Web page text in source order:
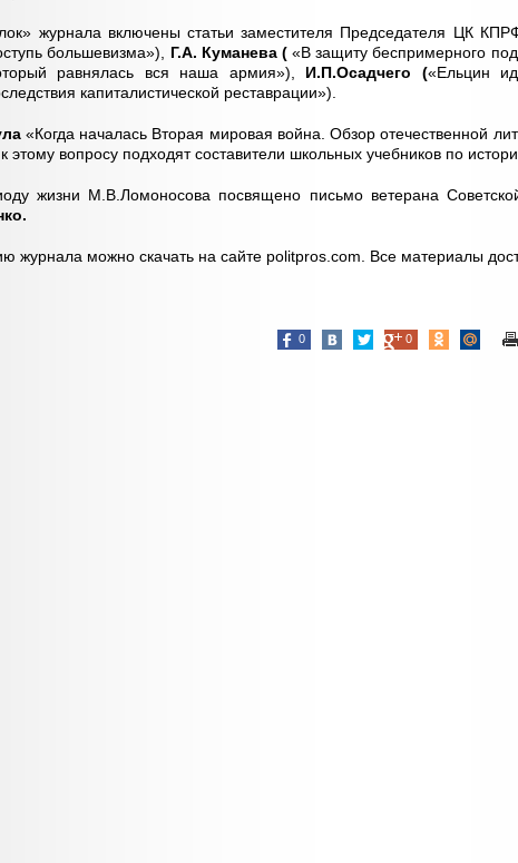
журнала включены статьи заместителя Председателя ЦК
большевизма»), Г.А. Куманева («В защиту беспримерного
равнялась вся наша армия»), И.П.Осадчего («Ельцин
капиталистической реставрации»).
«Когда началась Вторая мировая война. Обзор отечественной
этому вопросу подходят составители школьных учебников по
жизни М.В.Ломоносова посвящено письмо ветерана
журнала можно скачать на сайте politpros.com. Все материалы
0
0